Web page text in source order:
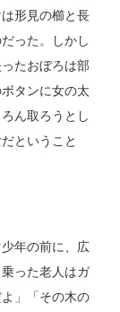
形見の櫛と長
った。しかし
たおぼろは部
タンに女の太
ん取ろうとし
ということ
年の前に、広
った老人はガ
」「その木の